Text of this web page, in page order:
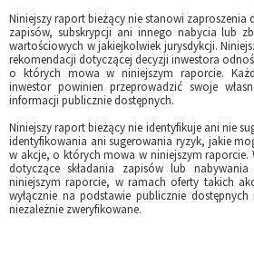
Niniejszy raport bieżący nie stanowi zaproszenia
zapisów, subskrypcji ani innego nabycia lub
wartościowych w jakiejkolwiek jurysdykcji.
rekomendacji dotyczącej decyzji inwestora
o których mowa w niniejszym raporcie.
inwestor powinien przeprowadzić swoje
informacji publicznie dostępnych.
Niniejszy raport bieżący nie identyfikuje ani nie
identyfikowania ani sugerowania ryzyk, jakie
w akcje, o których mowa w niniejszym raporcie.
dotyczące składania zapisów lub
niniejszym raporcie, w ramach oferty takich
wyłącznie na podstawie publicznie
niezależnie zweryfikowane.